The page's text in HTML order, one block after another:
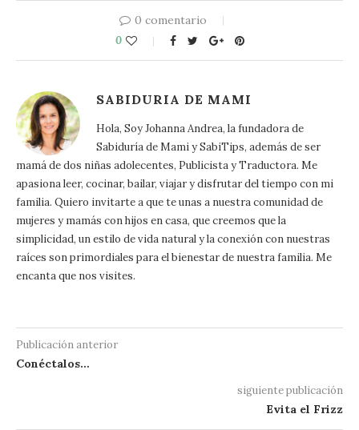
0 comentario
0
SABIDURIA DE MAMI
Hola, Soy Johanna Andrea, la fundadora de
Sabiduría de Mami y SabiTips, además de ser
mamá de dos niñas adolecentes, Publicista y Traductora. Me
apasiona leer, cocinar, bailar, viajar y disfrutar del tiempo con mi
familia. Quiero invitarte a que te unas a nuestra comunidad de
mujeres y mamás con hijos en casa, que creemos que la
simplicidad, un estilo de vida natural y la conexión con nuestras
raíces son primordiales para el bienestar de nuestra familia. Me
encanta que nos visites.
Publicación anterior
Conéctalos…
siguiente publicación
Evita el Frizz